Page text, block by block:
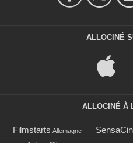
ALLOCINÉ
ALLOCINÉ À
Filmstarts Allemagne